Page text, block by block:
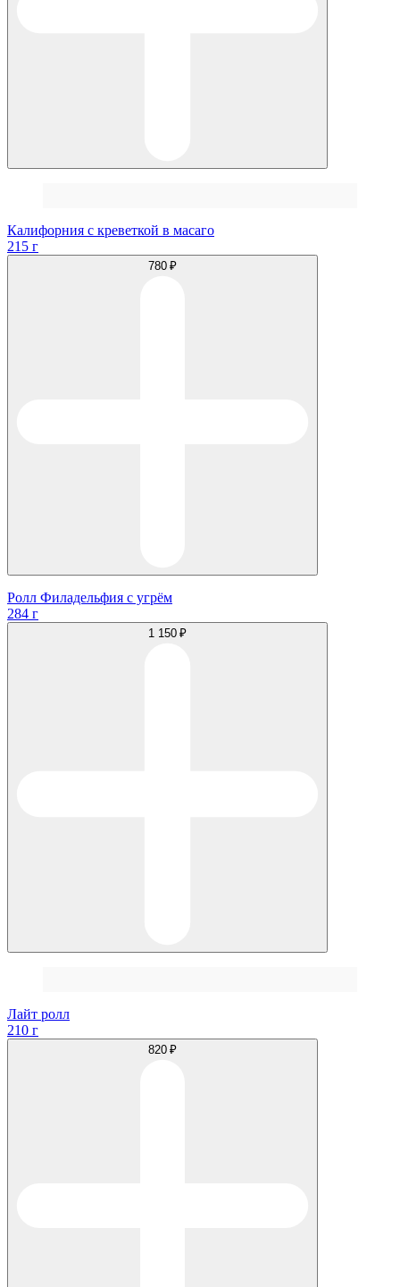
Калифорния с креветкой в масаго
215 г
780 ₽
Ролл Филадельфия с угрём
284 г
1 150 ₽
Лайт ролл
210 г
820 ₽